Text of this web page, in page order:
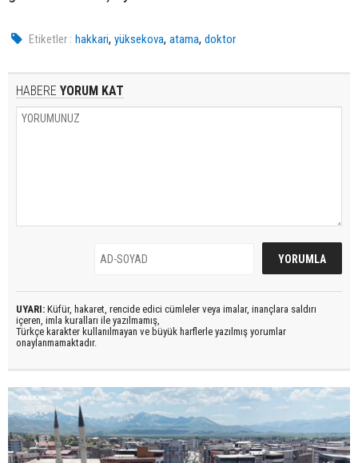
Etiketler : hakkari,yüksekova,atama,doktor
HABERE YORUM KAT
UYARI: Küfür, hakaret, rencide edici cümleler veya imalar, inançlara saldırı
içeren, imla kuralları ile yazılmamış,
Türkçe karakter kullanılmayan ve büyük harflerle yazılmış yorumlar
onaylanmamaktadır.